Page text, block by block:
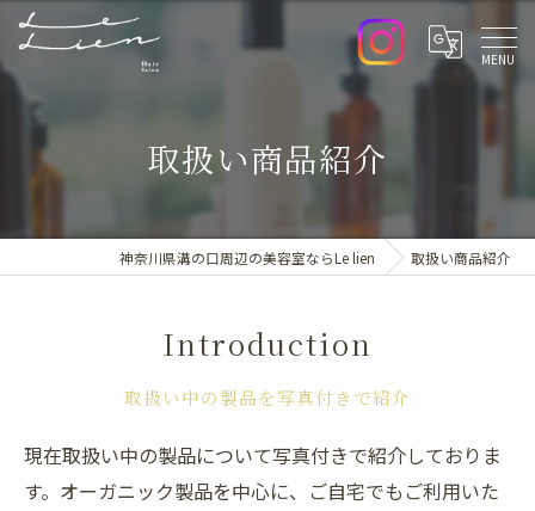
取扱い商品紹介
神奈川県溝の口周辺の美容室ならLe lien 取扱い商品紹介
Introduction
取扱い中の製品を写真付きで紹介
現在取扱い中の製品について写真付きで紹介しておりま
す。オーガニック製品を中心に、ご自宅でもご利用いた